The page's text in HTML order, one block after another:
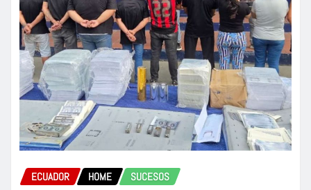
ECUADOR HOME SUCESOS